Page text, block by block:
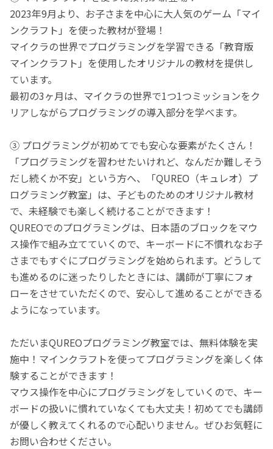
2023年9月より、お子さまを中心に大人気のゲーム「マイ
ンクラフト」を使った教材が登場！
マイクラの世界でプログラミングを学習できる「教育版
マインクラフト」を使用したオリジナルの教材を提供し
ています。
最初の3ヶ月は、マイクラの世界で1つ1つミッションをク
リアしながらプログラミングの導入部分を学べます。
③ プログラミングが初めてでも安心な要素がたくさん！
「プログラミングを習わせたいけれど、なんだか難しそう
だし続くか不安」という方へ、「QUREO（キュレオ）プ
ログラミング教室」は、子どものためのオリジナル教材
で、未経験でも楽しく続けることができます！
QUREOでのプログラミングは、日本語のブロックをマウ
ス操作で組み立てていくので、キーボードに不慣れなお子
さまでもすぐにプログラミングを始められます。どうして
も進めるのに迷ったりしたときには、講師が丁寧にフォ
ローをさせていただくので、安心して進めることができる
ようになっています。
ただいまQUREOプログラミング教室では、無料体験を実
施中！マインクラフトを使ってプログラミングを楽しく体
験することができます！
マウス操作を中心にプログラミングをしていくので、キー
ボードの扱いに慣れていなくても大丈夫！初めてでも講師
が優しく教えてくれるので心配いりません。ぜひお気軽に
お問い合わせください。